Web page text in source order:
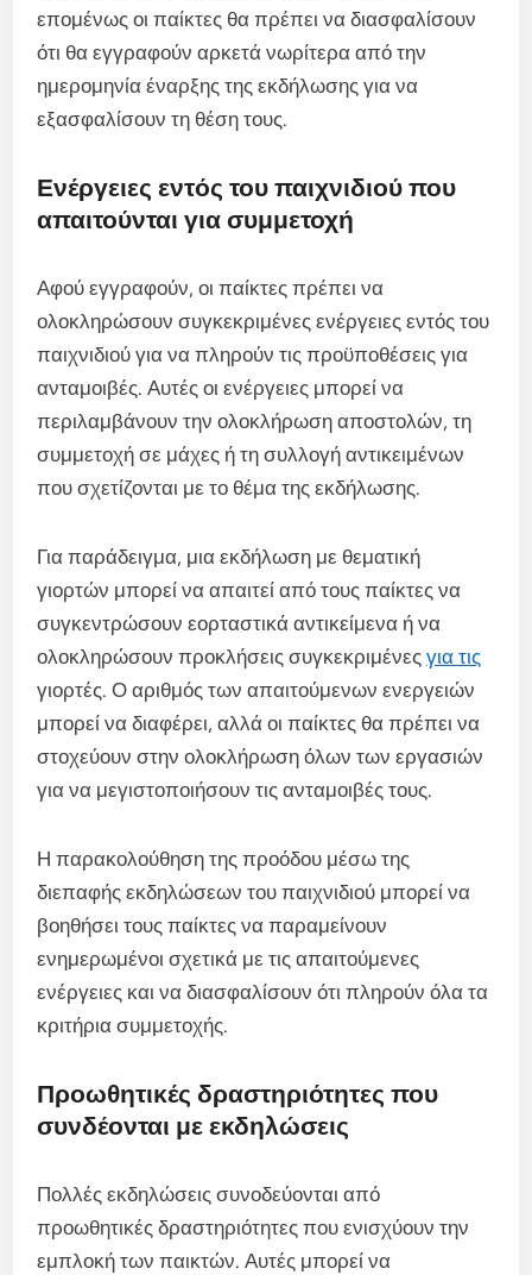
επομένως οι παίκτες θα πρέπει να διασφαλίσουν
ότι θα εγγραφούν αρκετά νωρίτερα από την
ημερομηνία έναρξης της εκδήλωσης για να
εξασφαλίσουν τη θέση τους.
Ενέργειες εντός του παιχνιδιού που
απαιτούνται για συμμετοχή
Αφού εγγραφούν, οι παίκτες πρέπει να
ολοκληρώσουν συγκεκριμένες ενέργειες εντός του
παιχνιδιού για να πληρούν τις προϋποθέσεις για
ανταμοιβές. Αυτές οι ενέργειες μπορεί να
περιλαμβάνουν την ολοκλήρωση αποστολών, τη
συμμετοχή σε μάχες ή τη συλλογή αντικειμένων
που σχετίζονται με το θέμα της εκδήλωσης.
Για παράδειγμα, μια εκδήλωση με θεματική
γιορτών μπορεί να απαιτεί από τους παίκτες να
συγκεντρώσουν εορταστικά αντικείμενα ή να
ολοκληρώσουν προκλήσεις συγκεκριμένεςγια τις
γιορτές. Ο αριθμός των απαιτούμενων ενεργειών
μπορεί να διαφέρει, αλλά οι παίκτες θα πρέπει να
στοχεύουν στην ολοκλήρωση όλων των εργασιών
για να μεγιστοποιήσουν τις ανταμοιβές τους.
Η παρακολούθηση της προόδου μέσω της
διεπαφής εκδηλώσεων του παιχνιδιού μπορεί να
βοηθήσει τους παίκτες να παραμείνουν
ενημερωμένοι σχετικά με τις απαιτούμενες
ενέργειες και να διασφαλίσουν ότι πληρούν όλα τα
κριτήρια συμμετοχής.
Προωθητικές δραστηριότητες που
συνδέονται με εκδηλώσεις
Πολλές εκδηλώσεις συνοδεύονται από
προωθητικές δραστηριότητες που ενισχύουν την
εμπλοκή των παικτών. Αυτές μπορεί να